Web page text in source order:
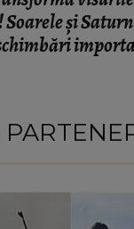
Soarele și